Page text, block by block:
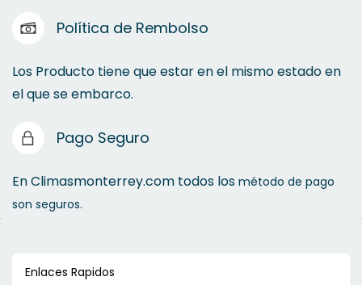
Política de Rembolso
Los Producto tiene que estar en el mismo estado en
el que se embarco.
Pago Seguro
En Climasmonterrey.com todos los método de pago
son seguros.
Enlaces Rapidos